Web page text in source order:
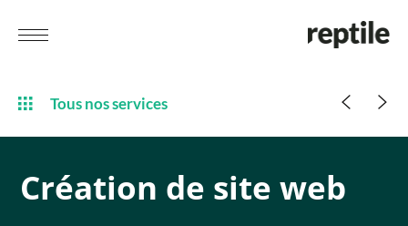
Tous nos services
Création de site web